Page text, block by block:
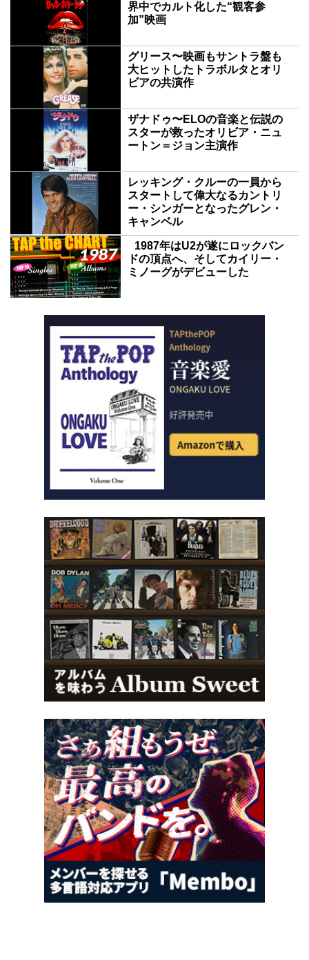
界中でカルト化した“観客参
加”映画
グリース〜映画もサントラ盤も
大ヒットしたトラボルタとオリ
ビアの共演作
ザナドゥ〜ELOの音楽と伝説の
スターが救ったオリビア・ニュ
ートン＝ジョン主演作
レッキング・クルーの一員から
スタートして偉大なるカントリ
ー・シンガーとなったグレン・
キャンベル
1987年はU2が遂にロックバン
ドの頂点へ、そしてカイリー・
ミノーグがデビューした